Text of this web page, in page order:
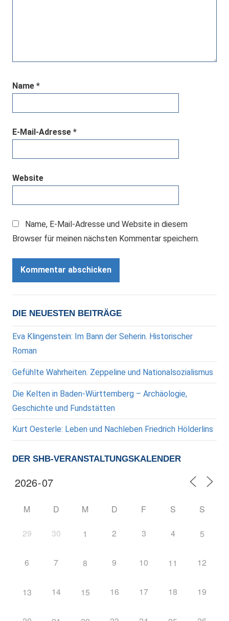
Name *
E-Mail-Adresse *
Website
Name, E-Mail-Adresse und Website in diesem
Browser für meinen nächsten Kommentar speichern.
DIE NEUESTEN BEITRÄGE
Eva Klingenstein: Im Bann der Seherin. Historischer
Roman
Gefühlte Wahrheiten. Zeppeline und Nationalsozialismus
Die Kelten in Baden-Württemberg – Archäologie,
Geschichte und Fundstätten
Kurt Oesterle: Leben und Nachleben Friedrich Hölderlins
DER SHB-VERANSTALTUNGSKALENDER
M D M D F S S
29 30 1 2 3 4 5
6 7 8 9 10 11 12
13 14 15 16 17 18 19